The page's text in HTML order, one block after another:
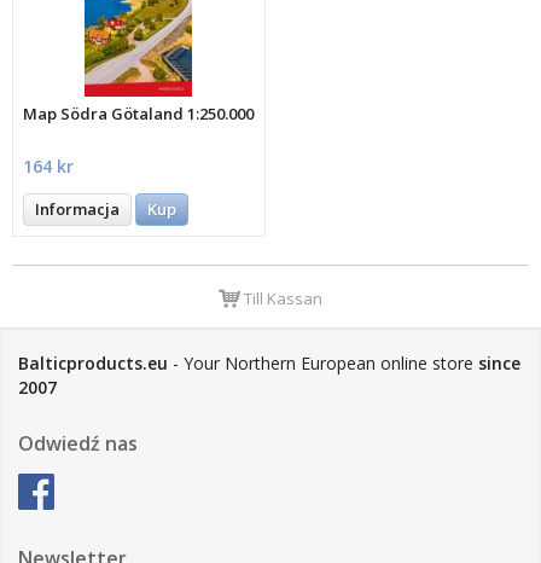
Map Södra Götaland 1:250.000
164 kr
Informacja Kup
Till Kassan
Balticproducts.eu - Your Northern European online store since
2007
Odwiedź nas